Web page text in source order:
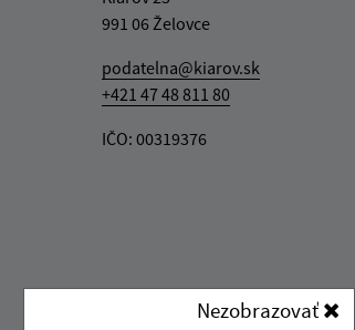
Nezobrazovať
991 06 Želovce
podatelna@kiarov.sk
+421 47 48 811 80
IČO: 00319376